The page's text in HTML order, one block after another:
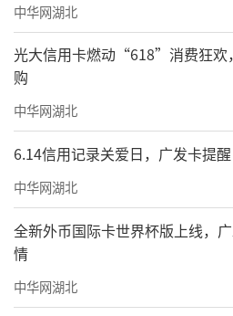
中华网湖北
光大信用卡燃动“618”消费狂欢
购
中华网湖北
6.14信用记录关爱日，广发卡提
中华网湖北
全新外币国际卡世界杯版上线，
情
中华网湖北